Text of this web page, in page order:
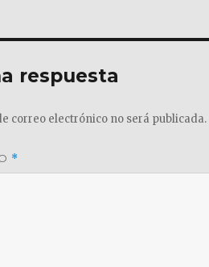
respuesta
correo electrónico no será publicada.
*